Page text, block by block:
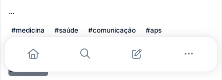
...
#medicina #saúde #comunicação
#aps
Leia mais